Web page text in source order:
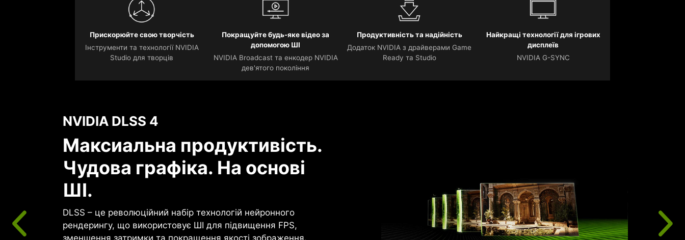
Прискорюйте свою творчість
Інструменти та технології NVIDIA
Studio для творців
Покращуйте будь-яке відео за
допомогою ШІ
NVIDIA Broadcast та енкодер NVIDIA
дев'ятого покоління
Продуктивність та надійність
Додаток NVIDIA з драйверами Game
Ready та Studio
Найкращі технології для ігрових
дисплеїв
NVIDIA G-SYNC
NVIDIA DLSS 4
Максиальна продуктивість.
Чудова графіка. На основі
ШІ.
DLSS – це революційний набір технологій нейронного
рендерингу, що використовує ШІ для підвищення FPS,